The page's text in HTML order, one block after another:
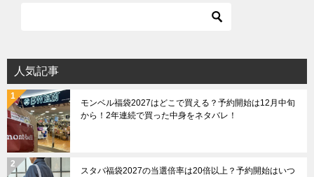
人気記事
モンベル福袋2027はどこで買える？予約開始は12月中旬
から！2年連続で買った中身をネタバレ！
スタバ福袋2027の当選倍率は20倍以上？予約開始はいつ